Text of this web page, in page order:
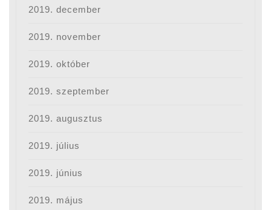
2019. december
2019. november
2019. október
2019. szeptember
2019. augusztus
2019. július
2019. június
2019. május